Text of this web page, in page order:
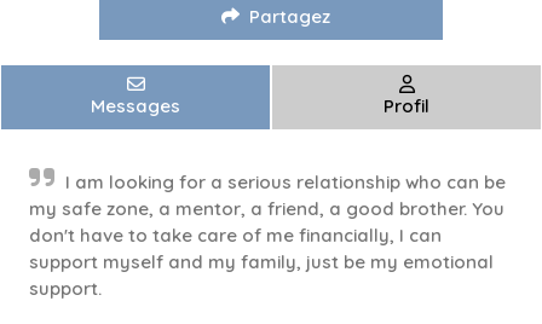
Partagez
Messages Profil
I am looking for a serious relationship who can be
my safe zone, a mentor, a friend, a good brother. You
don't have to take care of me financially, I can
support myself and my family, just be my emotional
support.